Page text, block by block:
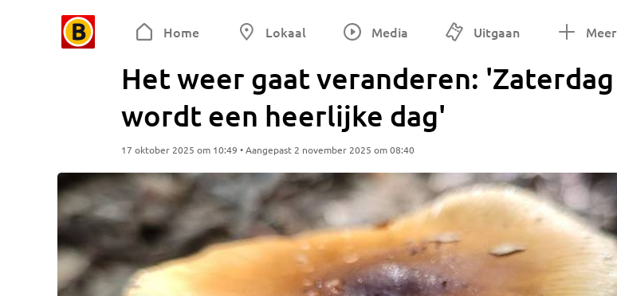
Home Lokaal Media Uitgaan Meer
Het weer gaat veranderen: 'Zaterdag
wordt een heerlijke dag'
17 oktober 2025 om 10:49 • Aangepast 2 november 2025 om 08:40